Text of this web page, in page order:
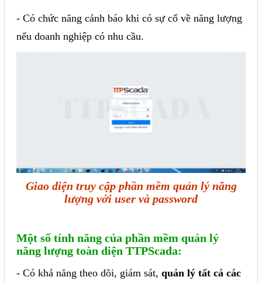
- Có chức năng cảnh báo khi có sự cố về năng lượng
nếu doanh nghiệp có nhu cầu.
Giao diện truy cập phần mềm quản lý năng
lượng với user và password
Một số tính năng của phần mềm quản lý
năng lượng toàn diện TTPScada:
- Có khả năng theo dõi, giám sát, quản lý tất cả các